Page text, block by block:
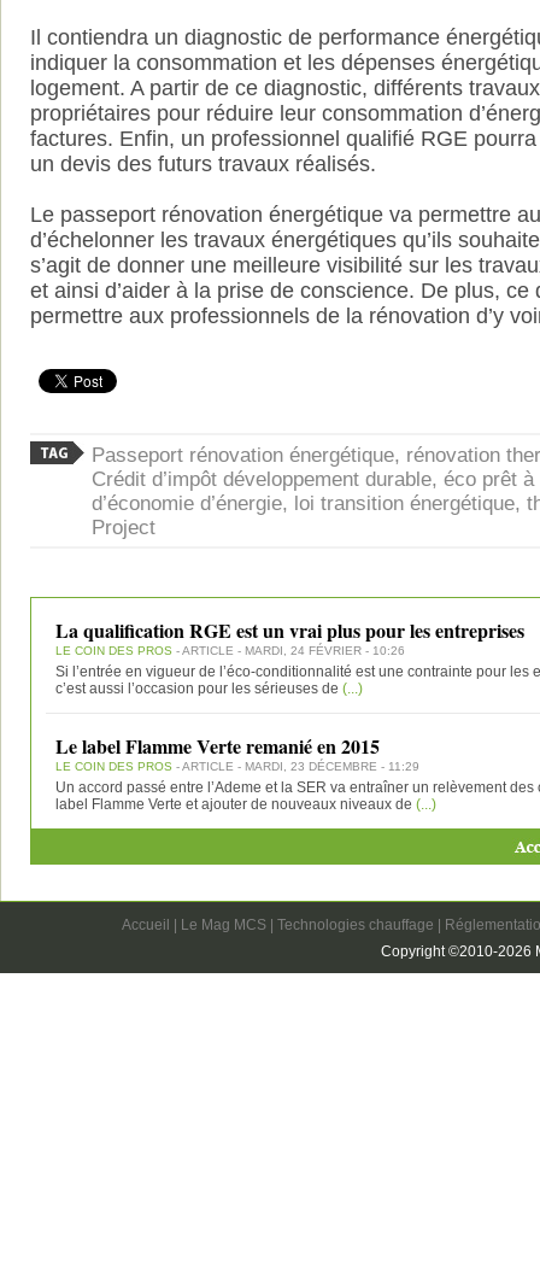
Il contiendra un diagnostic de performance
indiquer la consommation et les dépenses
logement. A partir de ce diagnostic, différents
propriétaires pour réduire leur consommation
factures. Enfin, un professionnel qualifié RGE
un devis des futurs travaux réalisés.
Le passeport rénovation énergétique va permettre
d’échelonner les travaux énergétiques qu’ils
s’agit de donner une meilleure visibilité sur les
et ainsi d’aider à la prise de conscience. De plus, ce
permettre aux professionnels de la rénovation d’y
Passeport rénovation énergétique, rénovation
Crédit d’impôt développement durable, éco prêt
d’économie d’énergie, loi transition énergétique,
Project
La qualification RGE est un vrai plus pour les entreprises
LE COIN DES PROS - ARTICLE - MARDI, 24 FÉVRIER - 10:26
Si l’entrée en vigueur de l’éco-conditionnalité est une contrainte pour les
c’est aussi l’occasion pour les sérieuses de (...)
Le label Flamme Verte remanié en 2015
LE COIN DES PROS - ARTICLE - MARDI, 23 DÉCEMBRE - 11:29
Un accord passé entre l’Ademe et la SER va entraîner un relèvement des
label Flamme Verte et ajouter de nouveaux niveaux de (...)
Accueil Le Mag MCS |Technologies chauffage
Copyright ©2010-2026